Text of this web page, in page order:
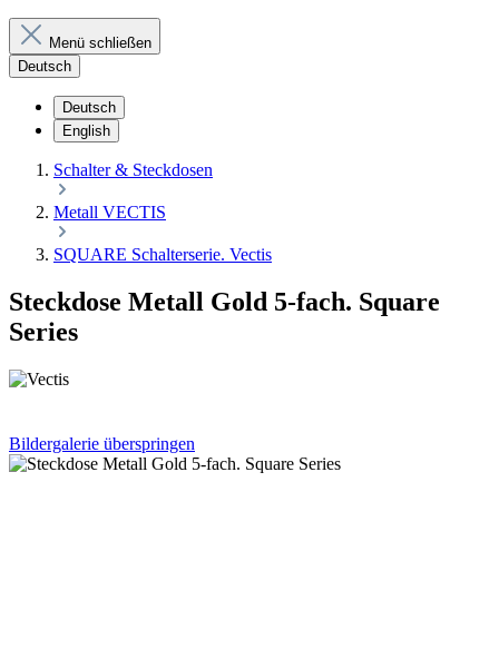
Menü schließen
Deutsch
Deutsch
English
Schalter & Steckdosen
Metall VECTIS
SQUARE Schalterserie. Vectis
Steckdose Metall Gold 5-fach. Square
Series
Bildergalerie überspringen